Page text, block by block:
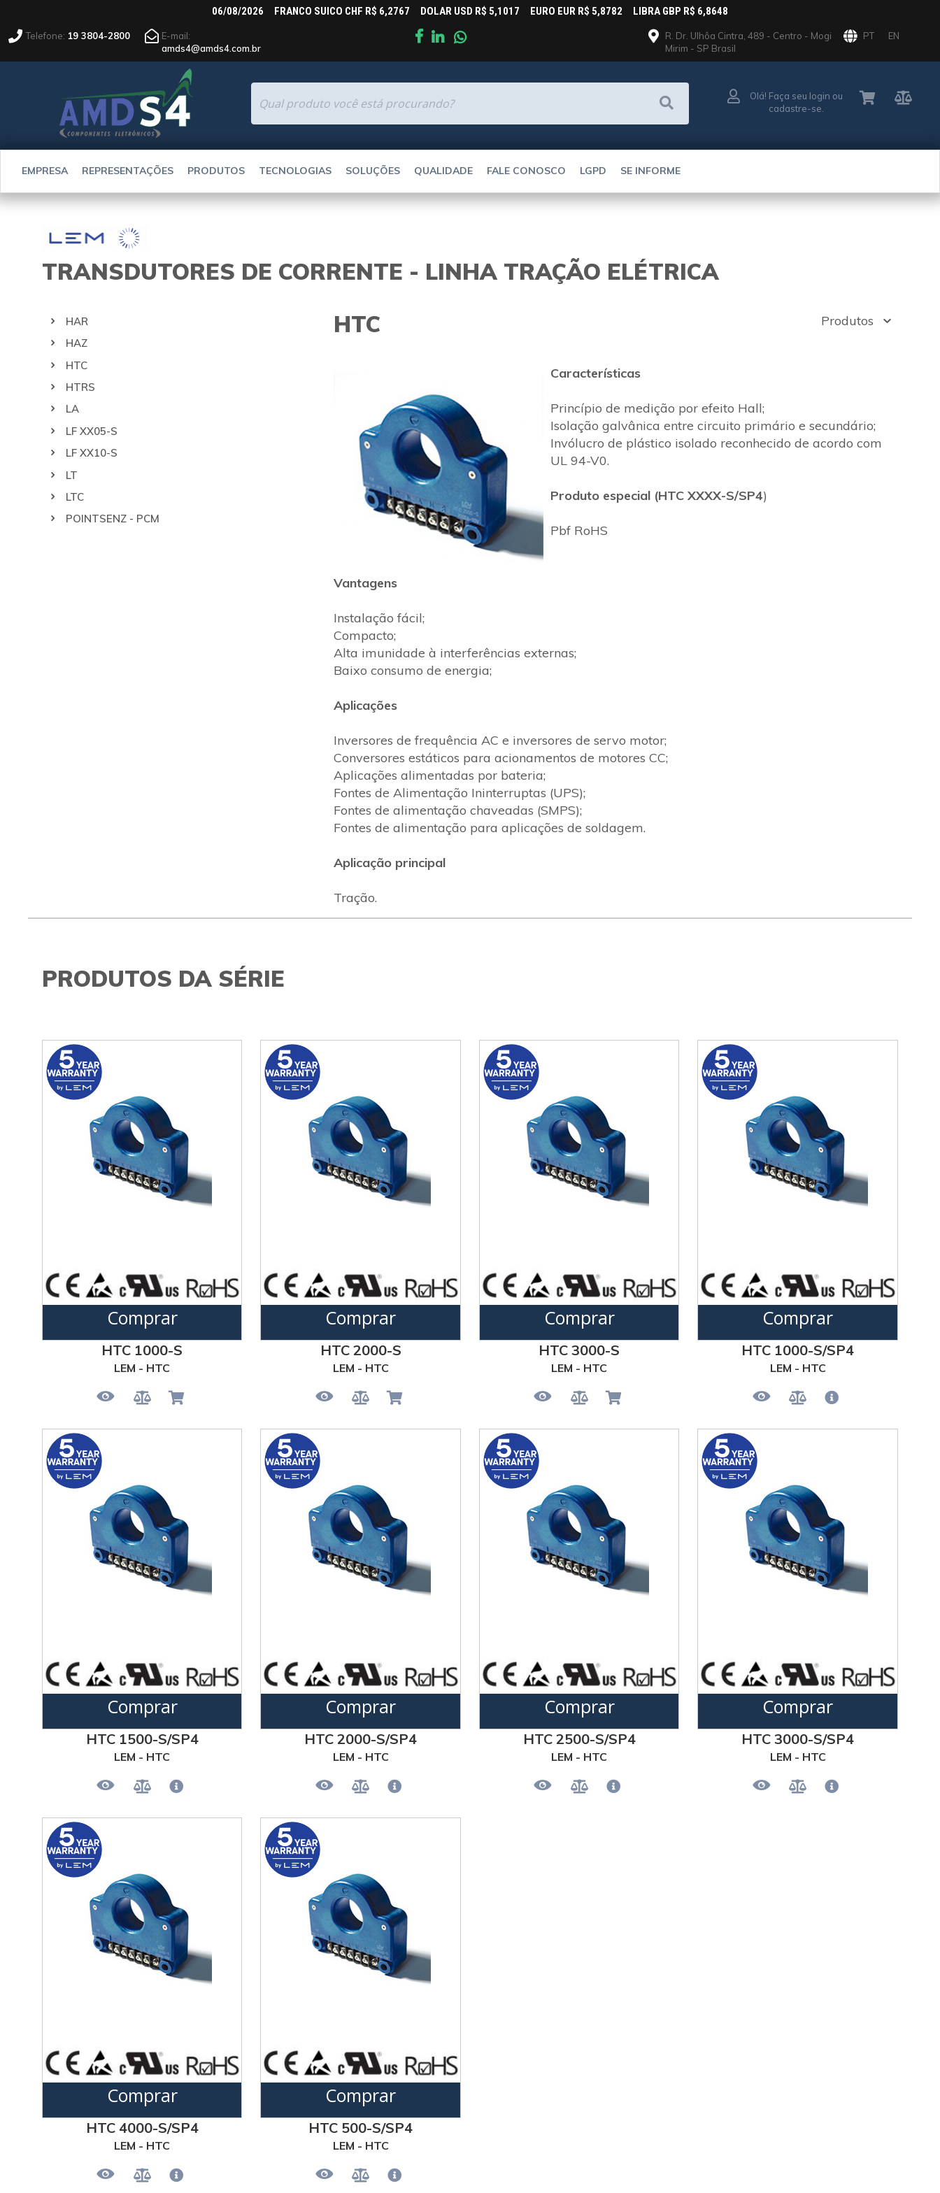
06/08/2026 FRANCO SUICO CHF R$ 6,2767 DOLAR USD R$ 5,1017 EURO EUR R$ 5,8782 LIBRA GBP R$ 6,8648
Telefone: 19 3804-2800
E-mail:
amds4@amds4.com.br
R. Dr. Ulhôa Cintra, 489 - Centro - Mogi
Mirim - SP Brasil
PT EN
Olá! Faça seu login ou
cadastre-se.
EMPRESA REPRESENTAÇÕES
PRODUTOS
PESQUISA AVANÇADA
GMC-I PROSYS
TECNOLOGIAS
SOLUÇÕES
AUTOMOBILÍSTICA
CONTROLE DE PROCESSOS E AUTOMAÇÃO
QUALIDADE FALE CONOSCO LGPD SE INFORME
TRANSDUTORES DE CORRENTE - LINHA TRAÇÃO ELÉTRICA
HAR
HAZ
HTC
HTRS
LA
LF XX05-S
LF XX10-S
LT
LTC
POINTSENZ - PCM
Produtos
HTC
Características
Princípio de medição por efeito Hall;
Isolação galvânica entre circuito primário e secundário;
Invólucro de plástico isolado reconhecido de acordo com
UL 94-V0.
Produto especial (HTC XXXX-S/SP4)
Pbf RoHS
Vantagens
Instalação fácil;
Compacto;
Alta imunidade à interferências externas;
Baixo consumo de energia;
Aplicações
Inversores de frequência AC e inversores de servo motor;
Conversores estáticos para acionamentos de motores CC;
Aplicações alimentadas por bateria;
Fontes de Alimentação Ininterruptas (UPS);
Fontes de alimentação chaveadas (SMPS);
Fontes de alimentação para aplicações de soldagem.
Aplicação principal
Tração.
PRODUTOS DA SÉRIE
Comprar
HTC 1000-S
LEM - HTC
Comprar
HTC 2000-S
LEM - HTC
Comprar
HTC 3000-S
LEM - HTC
Comprar
HTC 1000-S/SP4
LEM - HTC
Comprar
HTC 1500-S/SP4
LEM - HTC
Comprar
HTC 2000-S/SP4
LEM - HTC
Comprar
HTC 2500-S/SP4
LEM - HTC
Comprar
HTC 3000-S/SP4
LEM - HTC
Comprar
HTC 4000-S/SP4
LEM - HTC
Comprar
HTC 500-S/SP4
LEM - HTC